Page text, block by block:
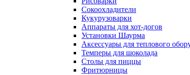
Сокоохладители
Кукурузоварки
Аппараты для хот-догов
Установки Шаурма
Аксессуары для теплового
Темперы для шоколада
Столы для пиццы
Фритюрницы